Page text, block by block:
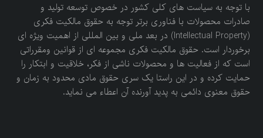
با توجه به سیاست های کلی کشور در خصوص توسعه تولید و
صادرات محصولات با فناوری برتر توجه به حقوق مالکیت فکری
(Intellectual Property) در بعد ملی و بین المللی از اهمیت ویژه ای
برخوردار است. حقوق مالکیت فکری مجموعه ای از قوانین ومقرراتی
است که از فعالیت ها و محصولات ناشی از فکر، خلاقیت و ابتکار را
حمایت کرده و در این راستا یک سری حقوق مادی محدود به زمان و
حقوق معنوی دائمی به پدید آورنده آن اعطاء می نماید.